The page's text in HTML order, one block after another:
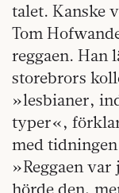
talet. Kanske
Tom
reggaen. Han
storebrors
»lesbianer,
typer«,
med tidningen
»Reggaen
hörde den,